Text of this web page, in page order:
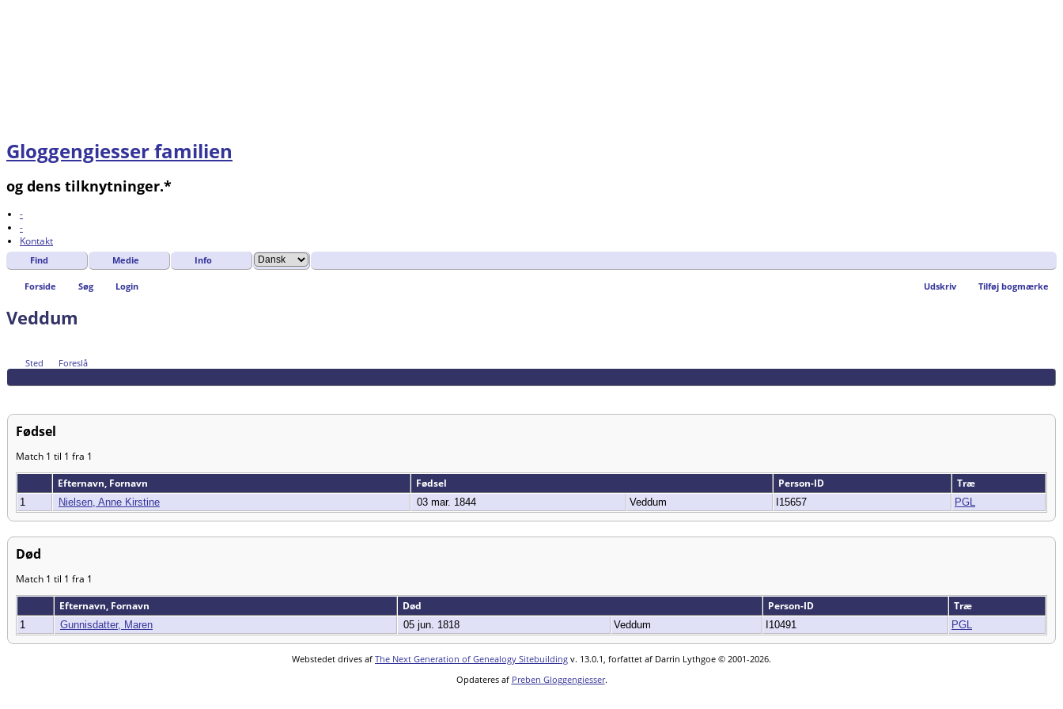
Gloggengiesser familien
og dens tilknytninger.*
-
-
Kontakt
Find Medie Info
Forside Søg Login Udskriv Tilføj bogmærke
Veddum
Sted Foreslå
Fødsel
Match 1 til 1 fra 1
Efternavn, Fornavn
Fødsel Person-ID Træ
1 Nielsen, Anne Kirstine 03 mar. 1844 Veddum I15657 PGL
Død
Match 1 til 1 fra 1
Efternavn, Fornavn
Død Person-ID Træ
1 Gunnisdatter, Maren 05 jun. 1818 Veddum I10491 PGL
Webstedet drives af The Next Generation of Genealogy Sitebuilding v. 13.0.1, forfattet af Darrin Lythgoe © 2001-2026.
Opdateres af Preben Gloggengiesser.